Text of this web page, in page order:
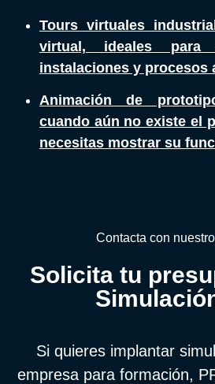
Tours virtuales
virtual, ideales para
instalaciones y procesos
Animación de
cuando aún no existe el
necesitas mostrar su
Contacta con
Solicita tu
Si quieres implantar
empresa para formación,